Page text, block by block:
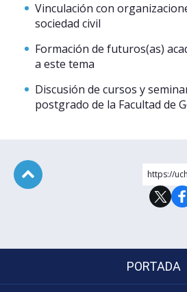
Vinculación con
sociedad civil
Formación de futuros(as)
a este tema
Discusión de cursos y
postgrado de la Facultad de
https://
PORTADA